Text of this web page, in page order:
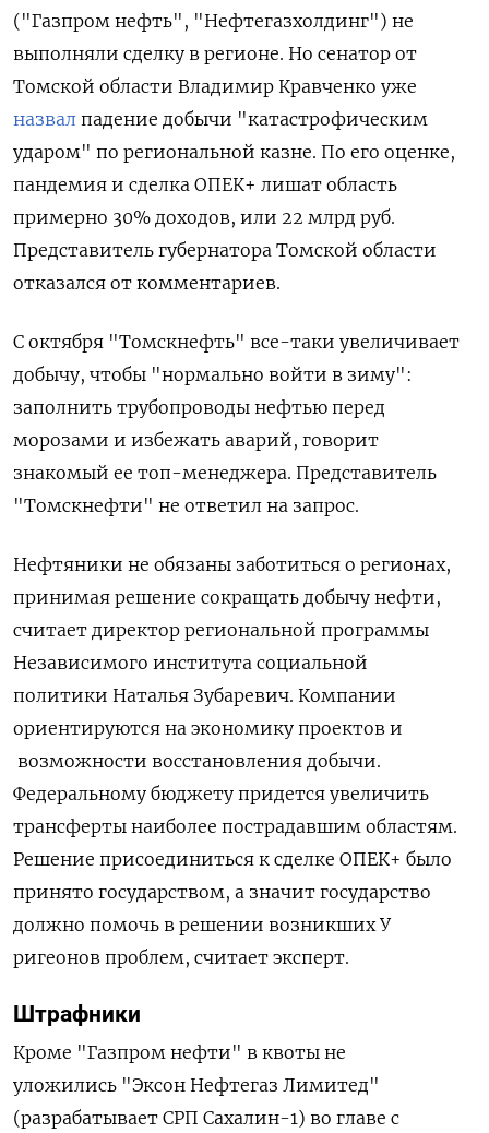
("Газпром нефть", "Нефтегазхолдинг") не
выполняли сделку в регионе. Но сенатор от
Томской области Владимир Кравченко уже
назвал падение добычи "катастрофическим
ударом" по региональной казне. По его оценке,
пандемия и сделка ОПЕК+ лишат область
примерно 30% доходов, или 22 млрд руб.
Представитель губернатора Томской области
отказался от комментариев.
С октября "Томскнефть" все-таки увеличивает
добычу, чтобы "нормально войти в зиму":
заполнить трубопроводы нефтью перед
морозами и избежать аварий, говорит
знакомый ее топ-менеджера. Представитель
"Томскнефти" не ответил на запрос.
Нефтяники не обязаны заботиться о регионах,
принимая решение сокращать добычу нефти,
считает директор региональной программы
Независимого института социальной
политики Наталья Зубаревич. Компании
ориентируются на экономику проектов и
возможности восстановления добычи.
Федеральному бюджету придется увеличить
трансферты наиболее пострадавшим областям.
Решение присоединиться к сделке ОПЕК+ было
принято государством, а значит государство
должно помочь в решении возникших У
ригеонов проблем, считает эксперт.
Штрафники
Кроме "Газпром нефти" в квоты не
уложились "Эксон Нефтегаз Лимитед"
(разрабатывает СРП Сахалин-1) во главе с